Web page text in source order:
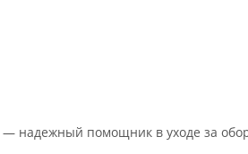
— надежный помощник в уходе за